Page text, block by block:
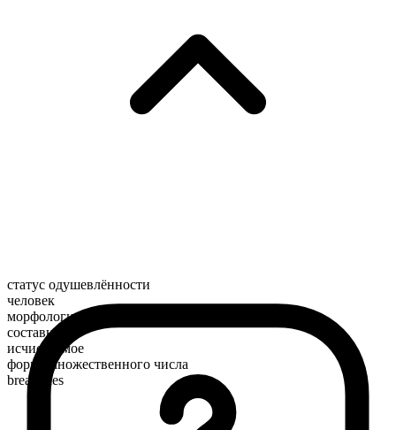
статус одушевлённости
человек
морфологический состав
составное
исчисляемое
форма множественного числа
breadlines